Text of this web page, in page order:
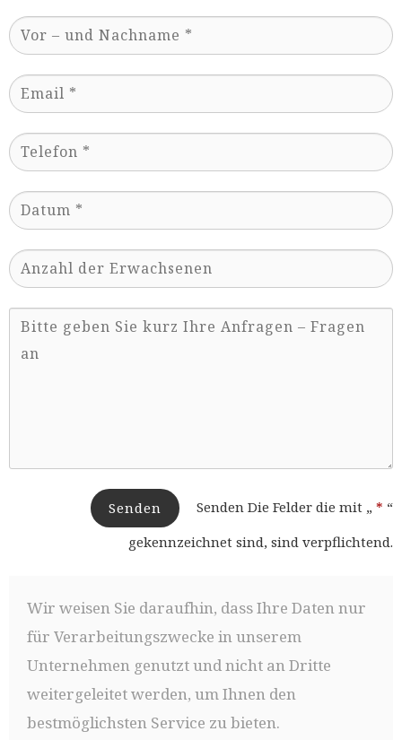
Senden Senden Die Felder die mit „ * “
gekennzeichnet sind, sind verpflichtend.
Wir weisen Sie daraufhin, dass Ihre Daten nur
für Verarbeitungszwecke in unserem
Unternehmen genutzt und nicht an Dritte
weitergeleitet werden, um Ihnen den
bestmöglichsten Service zu bieten.